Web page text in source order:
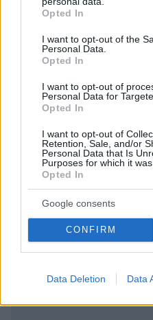
grant or deny consent to
use your data for below
consent section.
Opted In
I want to opt-out of the
Personal Data.
Opted In
I want to opt-out of
Personal Data for
Opted In
I want to opt-out of
Retention, Sale, and/or
Personal Data that Is
Purposes for which it was
Opted In
Google consents
CONFIRM
Data Deletion Data
'αξιος ο μισθός σας κ.
ΑΠΑΝΤΗΣΗ
ΦΟΡΤΩΣΗ
ΠΡΟΣΘΗΚΗ
ΌΝΟΜΑ *
EMAIL